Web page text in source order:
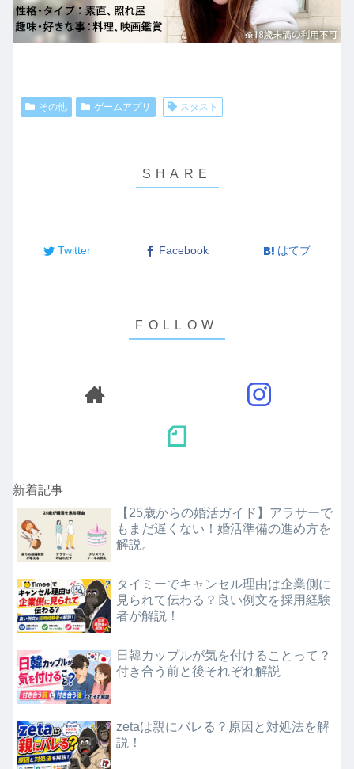
その他 ゲームアプリ スタスト
Twitter Facebook はてブ
新着記事
【25歳からの婚活ガイド】アラサーで
もまだ遅くない！婚活準備の進め方を
解説。
タイミーでキャンセル理由は企業側に
見られて伝わる？良い例文を採用経験
者が解説！
日韓カップルが気を付けることって？
付き合う前と後それぞれ解説
zetaは親にバレる？原因と対処法を解
説！